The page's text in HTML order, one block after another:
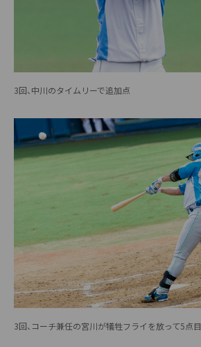
3回、中川のタイムリーで追加点
3回、コーチ兼任の宮川が犠牲フライを放って5点目